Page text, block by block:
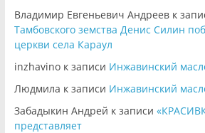
Владимир Евгеньевич Андреевк
Тамбовского земства Денис Силин
церкви села Караул
inzhavinoк записи Инжавинский
Людмила к записи Инжавинский
Забадыкин Андрей к записи
представляет